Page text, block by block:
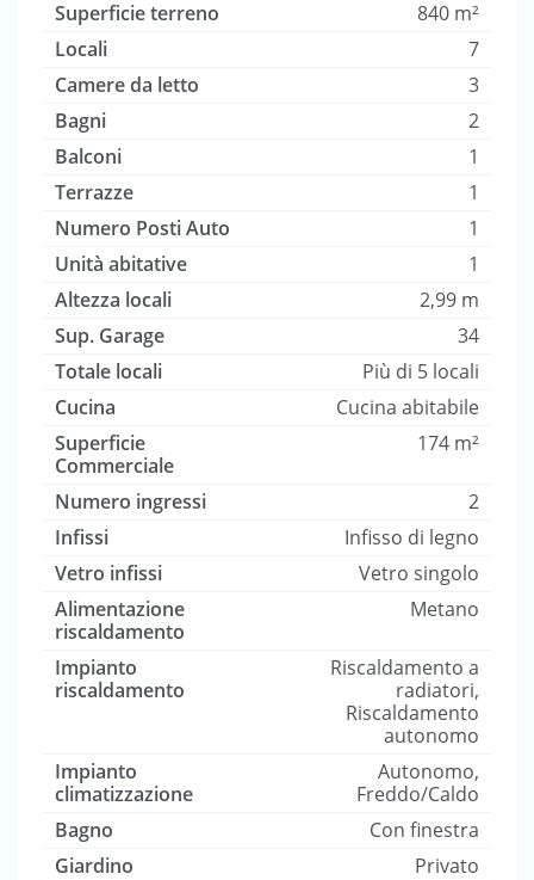
Superficie terreno
840 m²
Locali
7
Camere da letto
3
Bagni
2
Balconi
1
Terrazze
1
Numero Posti Auto
1
Unità abitative
1
Altezza locali
2,99 m
Sup. Garage
34
Totale locali
Più di 5 locali
Cucina
Cucina abitabile
Superficie
Commerciale
174 m²
Numero ingressi
2
Infissi
Infisso di legno
Vetro infissi
Vetro singolo
Alimentazione
riscaldamento
Metano
Impianto
riscaldamento
Riscaldamento a
radiatori,
Riscaldamento
autonomo
Impianto
climatizzazione
Autonomo,
Freddo/Caldo
Bagno
Con finestra
Giardino
Privato